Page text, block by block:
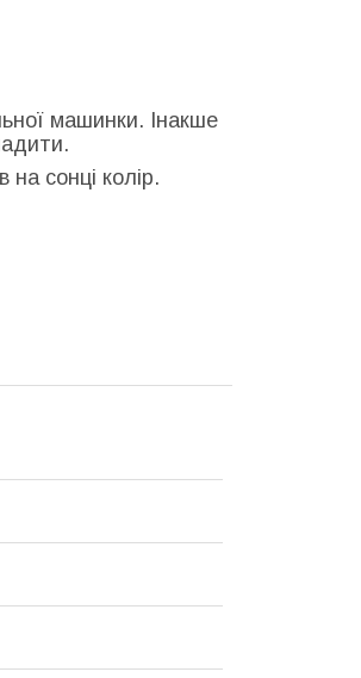
машинки. Інакше
сонці колір.